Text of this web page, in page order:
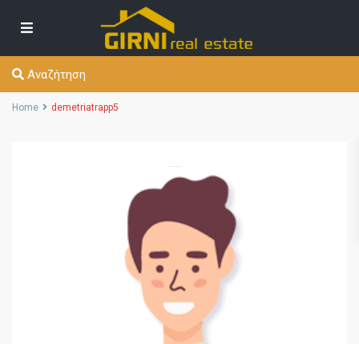
Αναζήτηση
Home demetriatrapp5